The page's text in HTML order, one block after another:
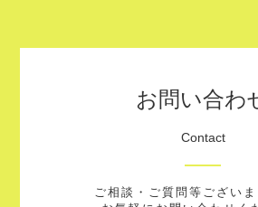
お問い合わ
Contact
ご相談・ご質問等ございま